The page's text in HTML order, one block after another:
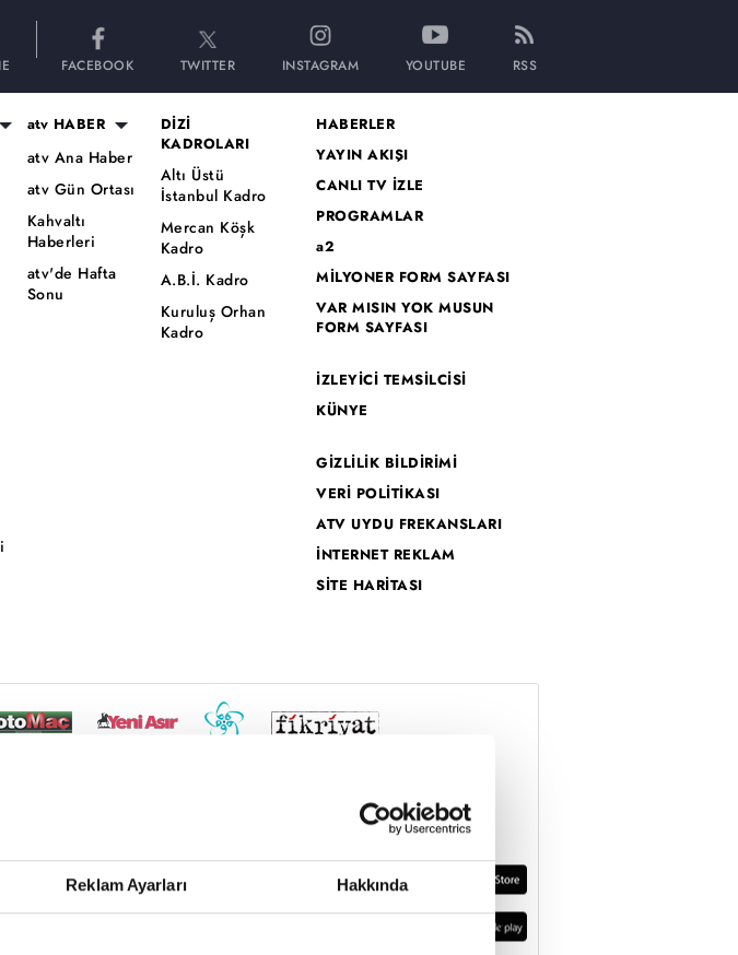
Reklam Ayarları Hakkında
FACEBOOK TWITTER INSTAGRAM YOUTUBE RSS
atv HABER
atv Ana Haber
atv Gün Ortası
Kahvaltı
Haberleri
atv'de Hafta
Sonu
DİZİ
KADROLARI
Altı Üstü
İstanbul Kadro
Mercan Köşk
Kadro
A.B.İ. Kadro
Kuruluş Orhan
Kadro
HABERLER
YAYIN AKIŞI
CANLI TV İZLE
PROGRAMLAR
a2
MİLYONER FORM SAYFASI
VAR MISIN YOK MUSUN
FORM SAYFASI
İZLEYİCİ TEMSİLCİSİ
KÜNYE
GİZLİLİK BİLDİRİMİ
VERİ POLİTİKASI
ATV UYDU FREKANSLARI
İNTERNET REKLAM
SİTE HARİTASI